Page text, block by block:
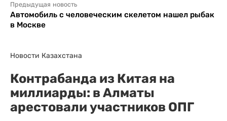
Предыдущая новость
Автомобиль с человеческим скелетом нашел рыбак
в Москве
Новости Казахстана
Контрабанда из Китая на
миллиарды: в Алматы
арестовали участников ОПГ